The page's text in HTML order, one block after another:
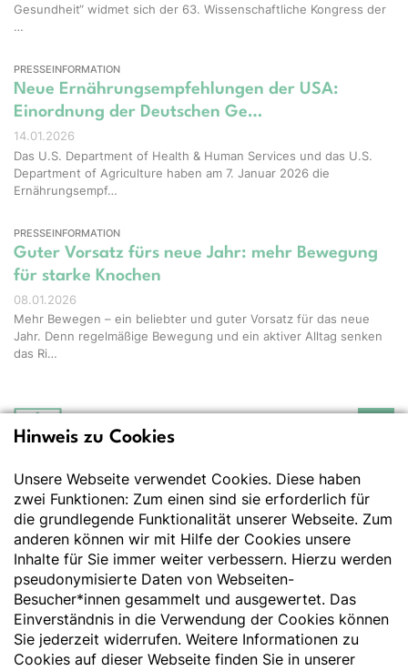
Gesundheit“ widmet sich der 63. Wissenschaftliche Kongress der
…
PRESSEINFORMATION
Neue Ernährungsempfehlungen der USA:
Einordnung der Deutschen Ge…
14.01.2026
Das U.S. Department of Health & Human Services und das U.S.
Department of Agriculture haben am 7. Januar 2026 die
Ernährungsempf…
PRESSEINFORMATION
Guter Vorsatz fürs neue Jahr: mehr Bewegung
für starke Knochen
08.01.2026
Mehr Bewegen – ein beliebter und guter Vorsatz für das neue
Jahr. Denn regelmäßige Bewegung und ein aktiver Alltag senken
das Ri…
Deutsche Gesellschaft
Der Wissenschaft verpflichtet - Ihre Partnerin für
Essen und Trinken
Deutsche Gesellschaft für Ernährung e. V.
Godesberger Allee 136
53175 Bonn
Tel:+49 228 3776-600
Fax:+49 228 3776-800
Hinweis zu Cookies
Unsere Webseite verwendet Cookies. Diese haben
zwei Funktionen: Zum einen sind sie erforderlich für
die grundlegende Funktionalität unserer Webseite. Zum
anderen können wir mit Hilfe der Cookies unsere
Inhalte für Sie immer weiter verbessern. Hierzu werden
pseudonymisierte Daten von Webseiten-
Besucher*innen gesammelt und ausgewertet. Das
Einverständnis in die Verwendung der Cookies können
Sie jederzeit widerrufen. Weitere Informationen zu
Cookies auf dieser Webseite finden Sie in unserer